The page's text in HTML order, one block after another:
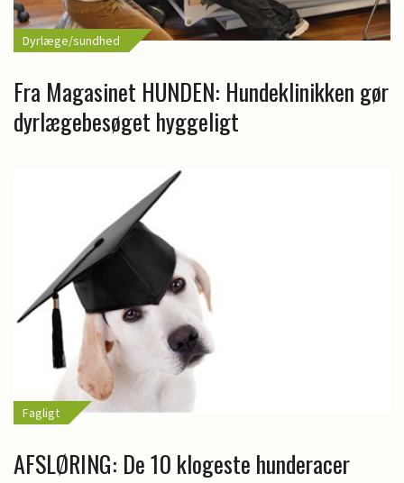
Dyrlæge/sundhed
Fra Magasinet HUNDEN: Hundeklinikken gør
dyrlægebesøget hyggeligt
Fagligt
AFSLØRING: De 10 klogeste hunderacer